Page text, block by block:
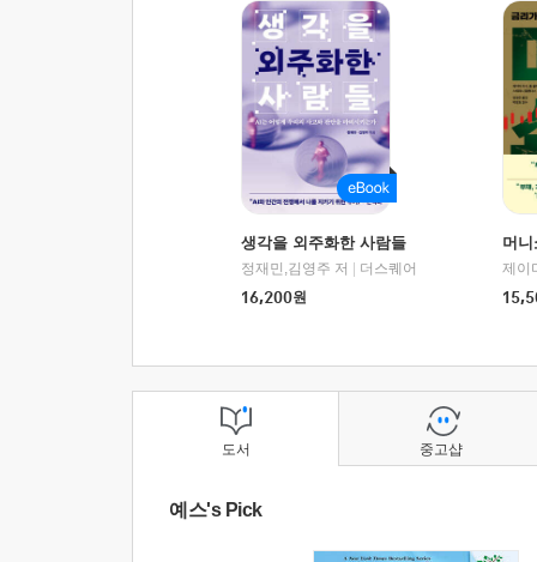
생각을 외주화한 사람들
정재민,김영주 저
더스퀘어
16,200원
머
도서
예스's Pick
중고샵